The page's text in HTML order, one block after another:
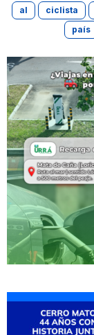
al ciclista
país